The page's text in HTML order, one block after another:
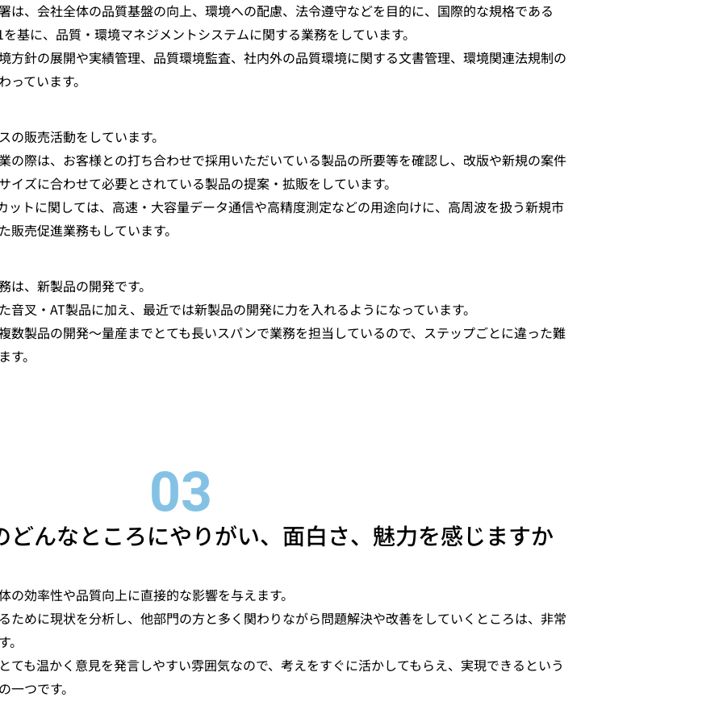
は、会社全体の品質基盤の向上、環境への配慮、法令遵守などを目的に、国際的な規格である
基に、品質・環境マネジメントシステムに関する業務をしています。
方針の展開や実績管理、品質環境監査、社内外の品質環境に関する文書管理、環境関連法規制の
ています。
の販売活動をしています。
の際は、お客様との打ち合わせで採用いただいている製品の所要等を確認し、改版や新規の案件
イズに合わせて必要とされている製品の提案・拡販をしています。
ットに関しては、高速・大容量データ通信や高精度測定などの用途向けに、高周波を扱う新規市
販売促進業務もしています。
は、新製品の開発です。
音叉・AT製品に加え、最近では新製品の開発に力を入れるようになっています。
数製品の開発～量産までとても長いスパンで業務を担当しているので、ステップごとに違った難
。
どんなところにやりがい、面白さ、魅力を感じますか
の効率性や品質向上に直接的な影響を与えます。
ために現状を分析し、他部門の方と多く関わりながら問題解決や改善をしていくところは、非常
ても温かく意見を発言しやすい雰囲気なので、考えをすぐに活かしてもらえ、実現できるという
一つです。